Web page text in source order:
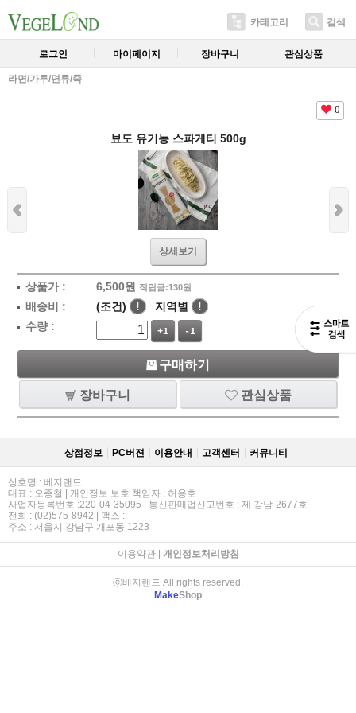
카테고리 검색
로그인 마이페이지 장바구니 관심상품
라면/가루/면류/죽
0
뵤도 유기농 스파게티 500g
상세보기
상품가 : 6,500원 적립금:130원
배송비 : (조건) ! 지역별
!
수량 :
+1 -1
구매하기
장바구니 관심상품
상점정보 PC버젼 이용안내 고객센터 커뮤니티
상호명 : 베지랜드
대표 : 오종철 | 개인정보 보호 책임자 : 허용호
사업자등록번호 :220-04-35095 | 통신판매업신고번호 : 제 강남-2677호
전화 : (02)575-8942 | 팩스 :
주소 : 서울시 강남구 개포동 1223
이용약관| 개인정보처리방침
ⓒ베지랜드 All rights reserved.
MakeShop